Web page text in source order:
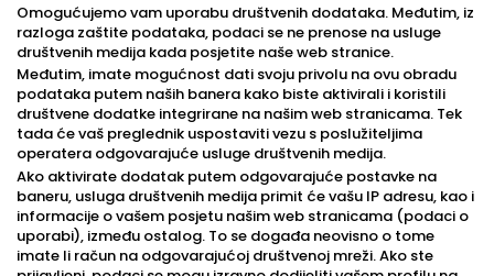
Omogućujemo vam uporabu društvenih dodataka. Međutim, iz
razloga zaštite podataka, podaci se ne prenose na usluge
društvenih medija kada posjetite naše web stranice.
Međutim, imate mogućnost dati svoju privolu na ovu obradu
podataka putem naših banera kako biste aktivirali i koristili
društvene dodatke integrirane na našim web stranicama. Tek
tada će vaš preglednik uspostaviti vezu s poslužiteljima
operatera odgovarajuće usluge društvenih medija.
Ako aktivirate dodatak putem odgovarajuće postavke na
baneru, usluga društvenih medija primit će vašu IP adresu, kao i
informacije o vašem posjetu našim web stranicama (podaci o
uporabi), između ostalog. To se događa neovisno o tome
imate li račun na odgovarajućoj društvenoj mreži. Ako ste